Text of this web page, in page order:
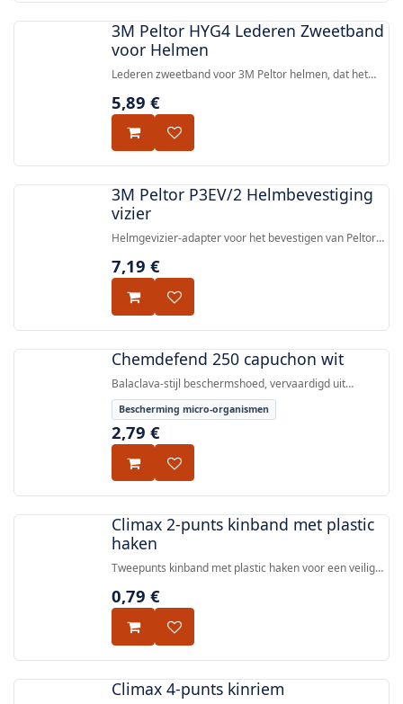
3M Peltor HYG4 Lederen Zweetband
voor Helmen
Lederen zweetband voor 3M Peltor helmen, dat het
5,89 €
3M Peltor P3EV/2 Helmbevestiging
vizier
Helmgevizier-adapter voor het bevestigen van Peltor
met universele accessoiregleuven.
7,19 €
Chemdefend 250 capuchon wit
Balaclava-stijl beschermshoed, vervaardigd uit
hetzelfde duurzame, ademend materiaal als de
Chemdefend 250 serie, biedt bescherming tegen
deeltjes en vloeistofspat met antistatische
eigenschappen.
Bescherming micro-organismen
2,79 €
Climax 2-punts kinband met plastic
haken
Tweepunts kinband met plastic haken voor een veilige
helmen.
0,79 €
Climax 4-punts kinriem